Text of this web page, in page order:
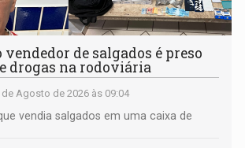
vendedor de salgados é preso
drogas na rodoviária
de Agosto de 2026 às 09:04
vendia salgados em uma caixa de